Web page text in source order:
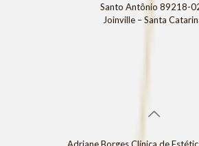
Santo Antônio 89218-
Joinville – Santa
Adriane Borges Clínica de